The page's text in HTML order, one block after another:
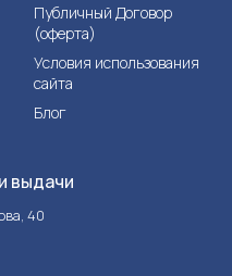
Публичный Договор
(оферта)
Условия использования
сайта
Блог
выдачи
40